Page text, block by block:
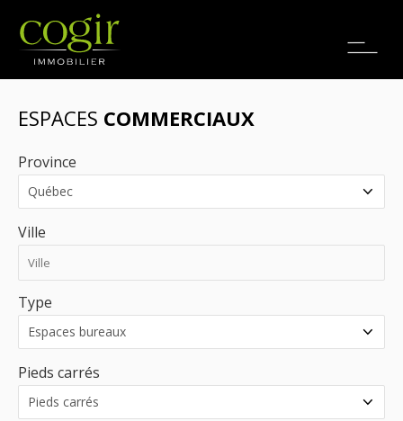
Emplois
ESPACES COMMERCIAUX
Province
Ville
Type
Pieds carrés